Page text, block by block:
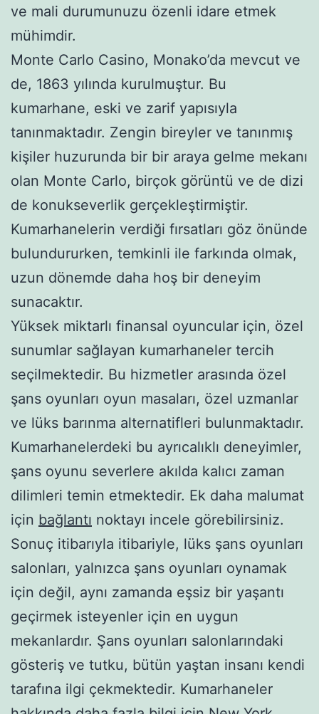
ve mali durumunuzu özenli idare etmek
mühimdir.
Monte Carlo Casino, Monako’da mevcut ve
de, 1863 yılında kurulmuştur. Bu
kumarhane, eski ve zarif yapısıyla
tanınmaktadır. Zengin bireyler ve tanınmış
kişiler huzurunda bir bir araya gelme mekanı
olan Monte Carlo, birçok görüntü ve de dizi
de konukseverlik gerçekleştirmiştir.
Kumarhanelerin verdiği fırsatları göz önünde
bulundururken, temkinli ile farkında olmak,
uzun dönemde daha hoş bir deneyim
sunacaktır.
Yüksek miktarlı finansal oyuncular için, özel
sunumlar sağlayan kumarhaneler tercih
seçilmektedir. Bu hizmetler arasında özel
şans oyunları oyun masaları, özel uzmanlar
ve lüks barınma alternatifleri bulunmaktadır.
Kumarhanelerdeki bu ayrıcalıklı deneyimler,
şans oyunu severlere akılda kalıcı zaman
dilimleri temin etmektedir. Ek daha malumat
için bağlantı noktayı incele görebilirsiniz.
Sonuç itibarıyla itibariyle, lüks şans oyunları
salonları, yalnızca şans oyunları oynamak
için değil, aynı zamanda eşsiz bir yaşantı
geçirmek isteyenler için en uygun
mekanlardır. Şans oyunları salonlarındaki
gösteriş ve tutku, bütün yaştan insanı kendi
tarafına ilgi çekmektedir. Kumarhaneler